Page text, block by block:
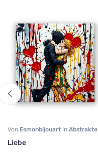
Von Esmonbijouart in Abstrakte
Kunst
Liebe